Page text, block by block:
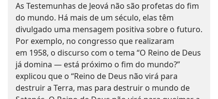
As Testemunhas de Jeová não são profetas do fim
do mundo. Há mais de um século, elas têm
divulgado uma mensagem positiva sobre o futuro.
Por exemplo, no congresso que realizaram
em 1958, o discurso com o tema “O Reino de Deus
já domina — está próximo o fim do mundo?”
explicou que o “Reino de Deus não virá para
destruir a Terra, mas para destruir o mundo de